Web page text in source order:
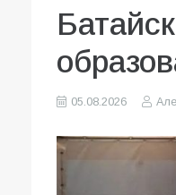
05.08.2026